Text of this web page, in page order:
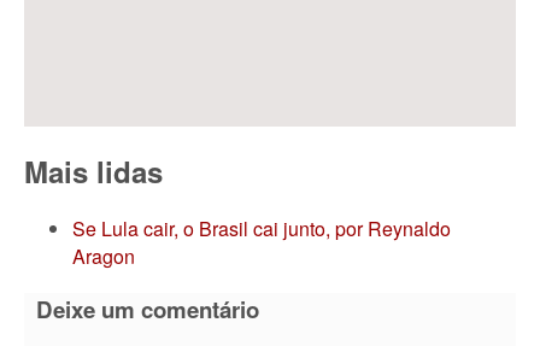
Mais lidas
Se Lula cair, o Brasil cai junto, por Reynaldo
Aragon
Deixe um comentário